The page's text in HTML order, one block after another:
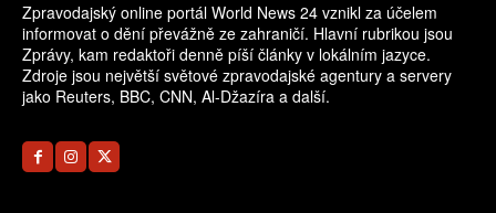
Zpravodajský online portál World News 24 vznikl za účelem
informovat o dění převážně ze zahraničí. Hlavní rubrikou jsou
Zprávy, kam redaktoři denně píší články v lokálním jazyce.
Zdroje jsou největší světové zpravodajské agentury a servery
jako Reuters, BBC, CNN, Al-Džazíra a další.